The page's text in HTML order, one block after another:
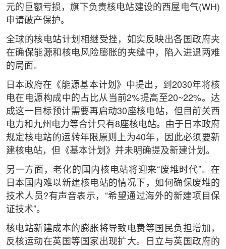
元的巨额亏损，旗下负责核电站建设的西屋电气(WH)
申请破产保护。
全球的核电站计划相继受挫，如实反映出各国政府夹
在确保能源和核电风险膨胀的夹缝中，陷入进退两难
的局面。
日本政府在《能源基本计划》中提出，到2030年将核
电在电源构成中的占比从当前2%提高至20~22%。达
成这一目标预计需要再启动30座核电站，但目前关西
电力和九州电力等合计只有8座核电站。由于日本政府
规定核电站的运转年限原则上为40年，因此必须要新
建核电站，但《基本计划》并未明确提及新建计划。
另一方面，老化的国内核电站将迎来“废堆时代”。在
日本国内难以新建核电站的情况下，如何确保废堆的
技术人员?有声音表示，“希望通过海外的新建项目保
证技术”。
核电站新建成本的膨胀将导致电费等国民负担增加，
反核运动在英国等国家出现扩大。日立与英国政府的